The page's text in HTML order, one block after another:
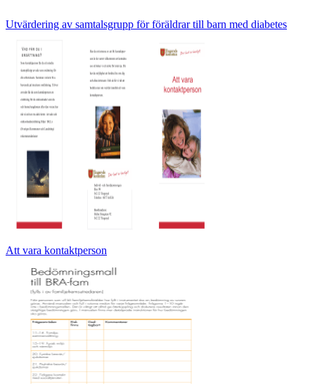
Utvärdering av samtalsgrupp för föräldrar till barn med diabetes
Att vara kontaktperson